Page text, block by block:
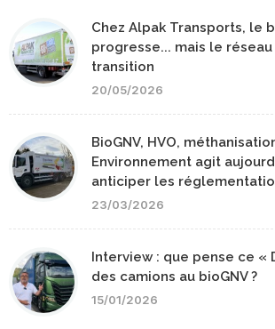
Chez Alpak Transports, le
progresse... mais le
transition
20/05/2026
BioGNV, HVO,
Environnement agit
anticiper les
23/03/2026
Interview : que pense ce «
des camions au bioGNV ?
15/01/2026